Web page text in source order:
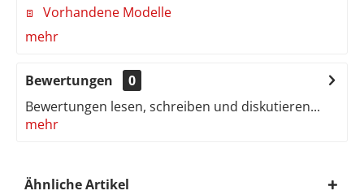
Vorhandene Modelle
mehr
Bewertungen
0
Bewertungen lesen, schreiben und diskutieren...
mehr
Ähnliche Artikel